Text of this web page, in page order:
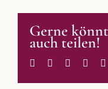
Gerne
auch teilen!
Facebook
TwitterReddit
Im Dialog mit – Jana
Im Dialog mit – Nicole